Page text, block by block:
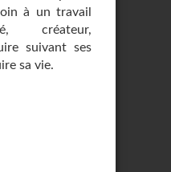
à un travail
créateur,
suivant ses
sa vie.